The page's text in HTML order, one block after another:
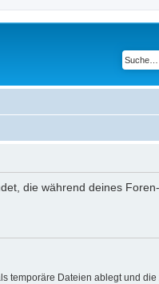
die während deines
temporäre Dateien ablegt und